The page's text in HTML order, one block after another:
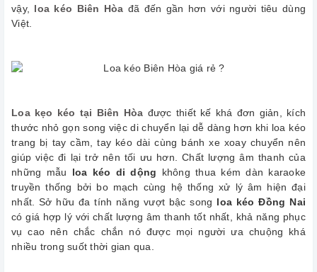
vậy, loa kéo Biên Hòa đã đến gần hơn với người tiêu dùng
Việt.
Loa kẹo kéo tại Biên Hòa được thiết kế khá đơn giản, kích
thước nhỏ gọn song việc di chuyển lại dễ dàng hơn khi loa kéo
trang bị tay cầm, tay kéo dài cùng bánh xe xoay chuyển nên
giúp việc đi lại trở nên tối ưu hơn. Chất lượng âm thanh của
những mẫu loa kéo di dộng không thua kém dàn karaoke
truyền thống bởi bo mạch cùng hệ thống xử lý âm hiện đại
nhất. Sở hữu đa tính năng vượt bậc song loa kéo Đồng Nai
có giá hợp lý với chất lượng âm thanh tốt nhất, khả năng phục
vụ cao nên chắc chắn nó được mọi người ưa chuộng khá
nhiều trong suốt thời gian qua.